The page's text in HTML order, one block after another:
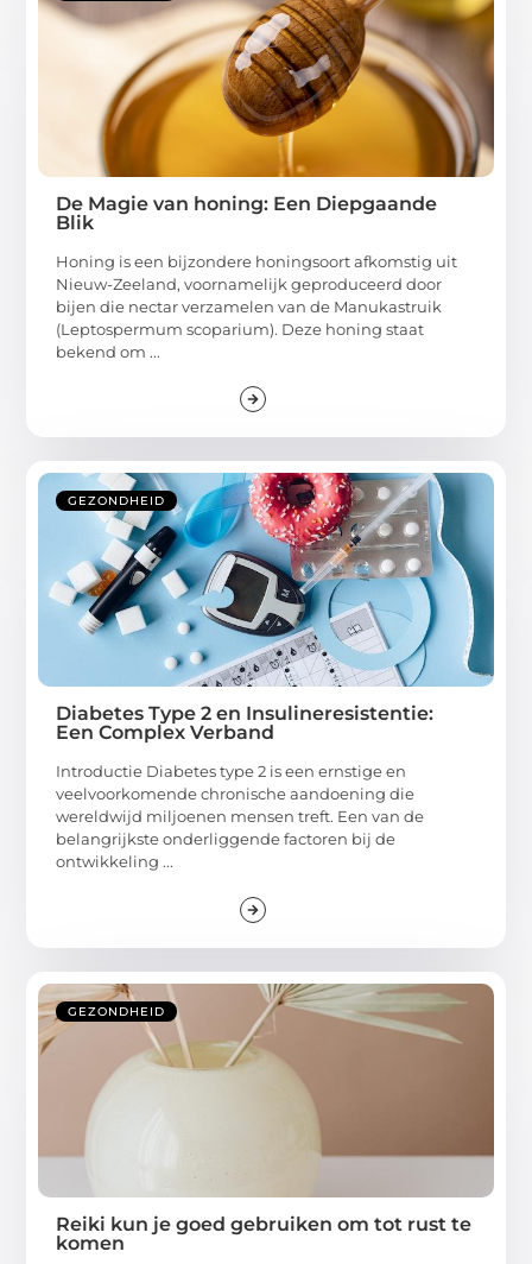
De Magie van honing: Een Diepgaande
Blik
Honing is een bijzondere honingsoort afkomstig uit
Nieuw-Zeeland, voornamelijk geproduceerd door
bijen die nectar verzamelen van de Manukastruik
(Leptospermum scoparium). Deze honing staat
bekend om ...
GEZONDHEID
Diabetes Type 2 en Insulineresistentie:
Een Complex Verband
Introductie Diabetes type 2 is een ernstige en
veelvoorkomende chronische aandoening die
wereldwijd miljoenen mensen treft. Een van de
belangrijkste onderliggende factoren bij de
ontwikkeling ...
GEZONDHEID
Reiki kun je goed gebruiken om tot rust te
komen